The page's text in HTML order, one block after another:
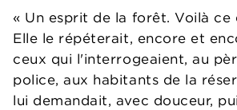
« Un esprit de la forêt. Voilà ce
Elle le répéterait, encore et
ceux qui l'interrogeaient, au
police, aux habitants de la
lui demandait, avec douceur,